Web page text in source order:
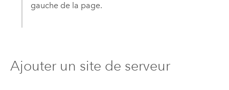
gauche de la page.
Ajouter un site de serveur